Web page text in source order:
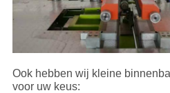
Ook hebben wij kleine
voor uw keus: